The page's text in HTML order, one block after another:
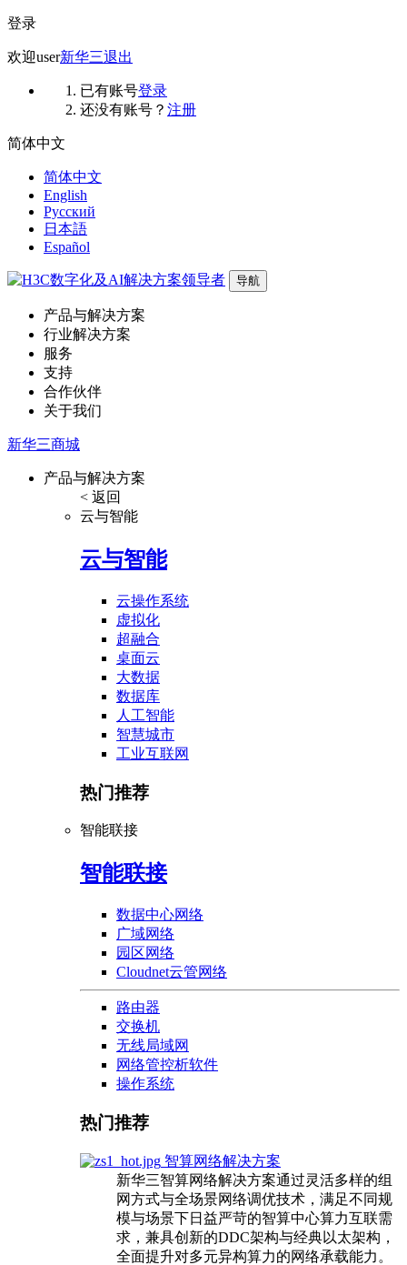
登录
欢迎user新华三退出
已有账号登录
还没有账号？ 注册
简体中文
简体中文
English
Русский
日本語
Español
导航
产品与解决方案
行业解决方案
服务
支持
合作伙伴
关于我们
新华三商城
产品与解决方案
< 返回
云与智能
云与智能
云操作系统
虚拟化
超融合
桌面云
大数据
数据库
人工智能
智慧城市
工业互联网
热门推荐
智能联接
智能联接
数据中心网络
广域网络
园区网络
Cloudnet云管网络
路由器
交换机
无线局域网
网络管控析软件
操作系统
热门推荐
智算网络解决方案
新华三智算网络解决方案通过灵活多样的组
网方式与全场景网络调优技术，满足不同规
模与场景下日益严苛的智算中心算力互联需
求，兼具创新的DDC架构与经典以太架构，
全面提升对多元异构算力的网络承载能力。